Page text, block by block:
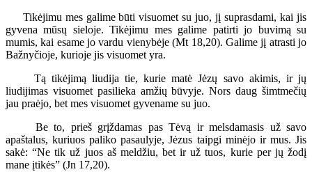
Tikėjimu mes galime būti visuomet su juo, jį suprasdami, kai jis
gyvena mūsų sieloje. Tikėjimu mes galime patirti jo buvimą su
mumis, kai esame jo vardu vienybėje (Mt 18,20). Galime jį atrasti jo
Bažnyčioje, kurioje jis visuomet yra.
Tą tikėjimą liudija tie, kurie matė Jėzų savo akimis, ir jų
liudijimas visuomet pasilieka amžių būvyje. Nors daug šimtmečių
jau praėjo, bet mes visuomet gyvename su juo.
Be to, prieš grįždamas pas Tėvą ir melsdamasis už savo
apaštalus, kuriuos paliko pasaulyje, Jėzus taipgi minėjo ir mus. Jis
sakė: “Ne tik už juos aš meldžiu, bet ir už tuos, kurie per jų žodį
mane įtikės” (Jn 17,20).